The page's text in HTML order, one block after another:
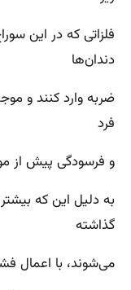
فلزاتی که در این
دندان‌ها
ضربه وارد کنند و
فرد
و فرسودگی پیش از
به دلیل این که
گذاشته
می‌شوند، با اعمال